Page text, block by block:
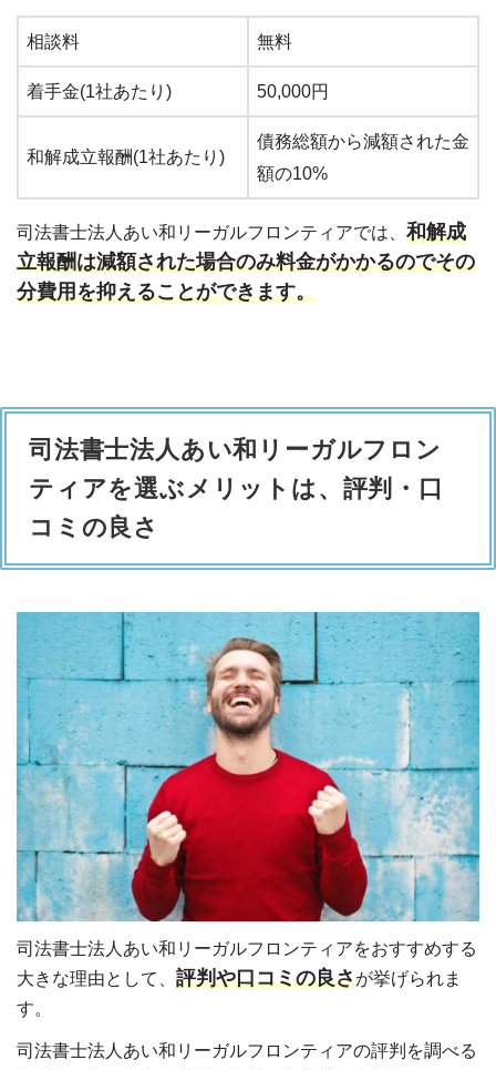
相談料 無料
着手金(1社あたり) 50,000円
和解成立報酬(1社あたり)
債務総額から減額された金
額の10%
司法書士法人あい和リーガルフロンティアでは、 和解成
立報酬は減額された場合のみ料金がかかるのでその
分費用を抑えることができます。
司法書士法人あい和リーガルフロン
ティアを選ぶメリットは、評判・口
コミの良さ
司法書士法人あい和リーガルフロンティアをおすすめする
大きな理由として、 評判や口コミの良さが挙げられま
す。
司法書士法人あい和リーガルフロンティアの評判を調べる